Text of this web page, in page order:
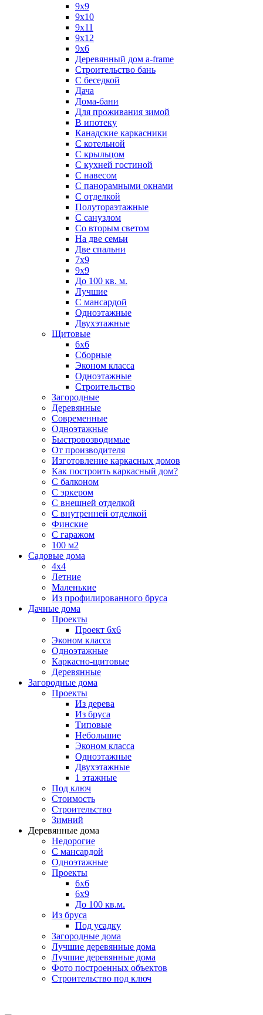
9x9
9х10
9х11
9х12
9х6
Деревянный дом a-frame
Строительство бань
С беседкой
Дача
Дома-бани
Для проживания зимой
В ипотеку
Канадские каркасники
С котельной
С крыльцом
С кухней гостиной
С навесом
С панорамными окнами
С отделкой
Полутораэтажные
С санузлом
Со вторым светом
На две семьи
Две спальни
7х9
9х9
До 100 кв. м.
Лучшие
С мансардой
Одноэтажные
Двухэтажные
Щитовые
6х6
Сборные
Эконом класса
Одноэтажные
Строительство
Загородные
Деревянные
Современные
Одноэтажные
Быстровозводимые
От производителя
Изготовление каркасных домов
Как построить каркасный дом?
С балконом
С эркером
С внешней отделкой
С внутренней отделкой
Финские
С гаражом
100 м2
Садовые дома
4х4
Летние
Маленькие
Из профилированного бруса
Дачные дома
Проекты
Проект 6х6
Эконом класса
Одноэтажные
Каркасно-щитовые
Деревянные
Загородные дома
Проекты
Из дерева
Из бруса
Типовые
Небольшие
Эконом класса
Одноэтажные
Двухэтажные
1 этажные
Под ключ
Стоимость
Строительство
Зимний
Деревянные дома
Недорогие
С мансардой
Одноэтажные
Проекты
6х6
6х9
До 100 кв.м.
Из бруса
Под усадку
Загородные дома
Лучшие деревянные дома
Лучшие деревянные дома
Фото построенных объектов
Строительство под ключ